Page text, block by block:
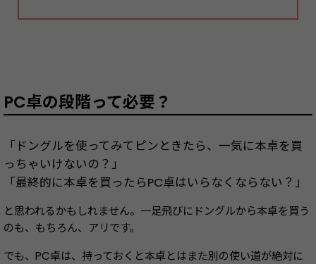
PC卓の段階って必要？
「ドングルを使ってみてピンときたら、一気に本卓を買
っちゃいけないの？」
「最終的に本卓を買ったらPC卓はいらなくならない？」
と思われるかもしれません。一足飛びにドングルから本卓を買う
のも、もちろん、アリです。
でも、PC卓は、持っておくと本卓とはまた別の使い道が絶対に